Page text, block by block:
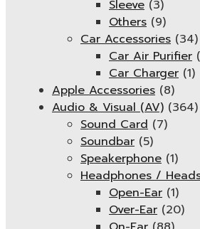
Sleeve (3)
Others (9)
Car Accessories (34)
Car Air Purifier
Car Charger (1)
Apple Accessories (8)
Audio & Visual (AV) (364)
Sound Card (7)
Soundbar (5)
Speakerphone (1)
Headphones /
Open-Ear (1)
Over-Ear (20)